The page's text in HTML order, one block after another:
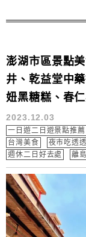
澎湖市區景點
井、乾益堂中
妞黑糖糕、春
2023.12.03
一日遊二日遊景點推薦
台灣美食
夜市吃透透
週休二日好去處
離